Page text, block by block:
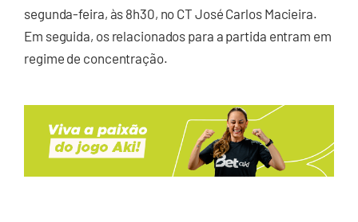
segunda-feira, às 8h30, no CT José Carlos Macieira.
Em seguida, os relacionados para a partida entram em
regime de concentração.